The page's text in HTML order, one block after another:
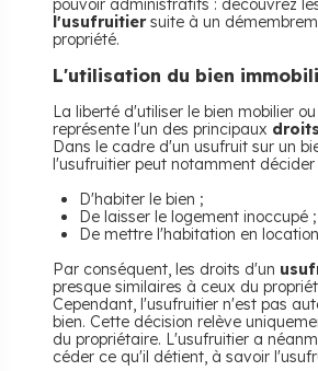
pouvoir administratifs : découvrez
l'usufruitiersuite à un
propriété.
L'utilisation du bien
La liberté d'utiliser le bien mobilier
représente l'un des principaux droits
Dans le cadre d'un usufruit sur un
l'usufruitier peut notamment décider
D'habiter le bien ;
De laisser le logement inoccupé ;
De mettre l'habitation en
Par conséquent, les droits d'un
presque similaires à ceux du
Cependant, l'usufruitier n'est pas
bien. Cette décision relève
du propriétaire. L'usufruitier a
céder ce qu'il détient, à savoir